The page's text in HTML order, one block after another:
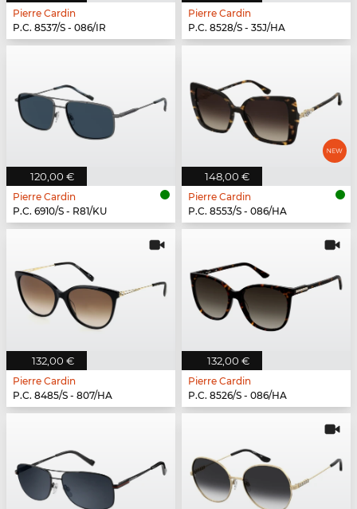
Pierre Cardin
P.C. 8537/S - 086/IR
Pierre Cardin
P.C. 8528/S - 35J/HA
120,00 €
Pierre Cardin
P.C. 6910/S - R81/KU
148,00 €
Pierre Cardin
P.C. 8553/S - 086/HA
132,00 €
Pierre Cardin
P.C. 8485/S - 807/HA
132,00 €
Pierre Cardin
P.C. 8526/S - 086/HA